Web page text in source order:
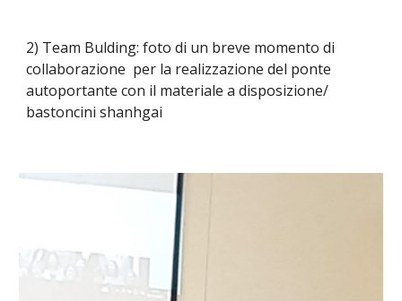
2) Team Bulding: foto di un breve momento di
collaborazione per la realizzazione del ponte
autoportante con il materiale a disposizione/
bastoncini shanhgai